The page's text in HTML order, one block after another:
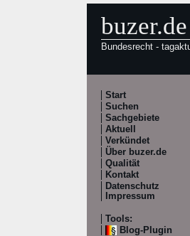
buzer.de
Bundesrecht -
Start
Suchen
Sachgebiete
Aktuell
Verkündet
Über buzer.de
Qualität
Kontakt
Datenschutz
Impressum
Tools:
Blog-Plugin